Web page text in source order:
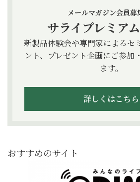
メールマガジン会員募
サライプレミア
新製品体験会や専門家によるセ
ント、プレゼント企画にご参加
ます。
詳しくはこちら
おすすめのサイト